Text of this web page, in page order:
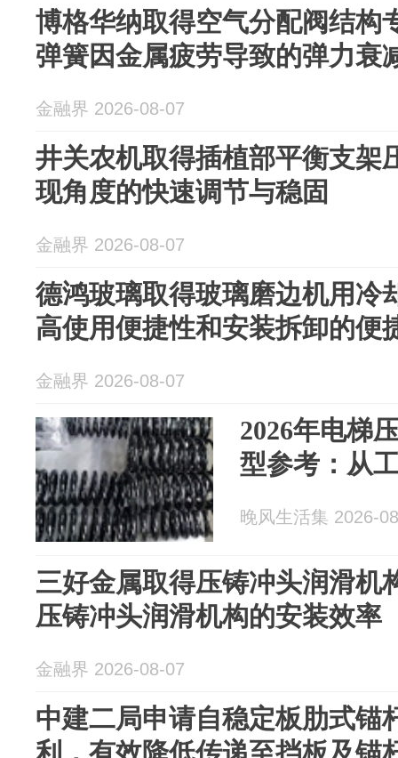
博格华纳取得空气分配阀结构
弹簧因金属疲劳导致的弹力衰
金融界 2026-08-07
井关农机取得插植部平衡支架
现角度的快速调节与稳固
金融界 2026-08-07
德鸿玻璃取得玻璃磨边机用冷
高使用便捷性和安装拆卸的便
金融界 2026-08-07
2026年电梯
型参考：从
晚风生活集 2026-
三好金属取得压铸冲头润滑机
压铸冲头润滑机构的安装效率
金融界 2026-08-07
中建二局申请自稳定板肋式锚